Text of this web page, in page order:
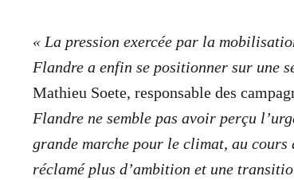
« La pression exercée par la
Flandre a enfin se positionner sur une
Mathieu Soete, responsable des
Flandre ne semble pas avoir perçu
grande marche pour le climat, au
réclamé plus d’ambition et une